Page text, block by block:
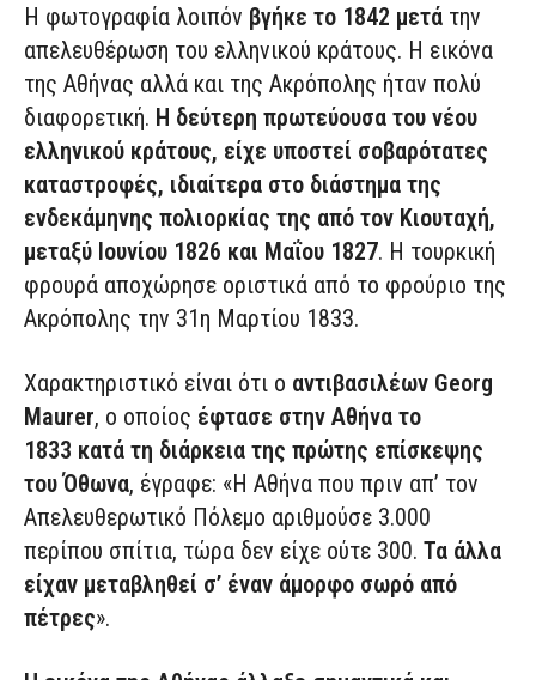
Η φωτογραφία λοιπόν βγήκε το 1842 μετά την
απελευθέρωση του ελληνικού κράτους. Η εικόνα
της Αθήνας αλλά και της Ακρόπολης ήταν πολύ
διαφορετική. Η δεύτερη πρωτεύουσα του νέου
ελληνικού κράτους, είχε υποστεί σοβαρότατες
καταστροφές, ιδιαίτερα στο διάστημα της
ενδεκάμηνης πολιορκίας της από τον Κιουταχή,
μεταξύ Ιουνίου 1826 και Μαΐου 1827. Η τουρκική
φρουρά αποχώρησε οριστικά από το φρούριο της
Ακρόπολης την 31η Μαρτίου 1833.
Χαρακτηριστικό είναι ότι ο αντιβασιλέων Georg
Maurer, ο οποίος έφτασε στην Αθήνα το
1833 κατά τη διάρκεια της πρώτης επίσκεψης
του Όθωνα, έγραφε: «Η Αθήνα που πριν απ’ τον
Απελευθερωτικό Πόλεμο αριθμούσε 3.000
περίπου σπίτια, τώρα δεν είχε ούτε 300. Τα άλλα
είχαν μεταβληθεί σ’ έναν άμορφο σωρό από
πέτρες».